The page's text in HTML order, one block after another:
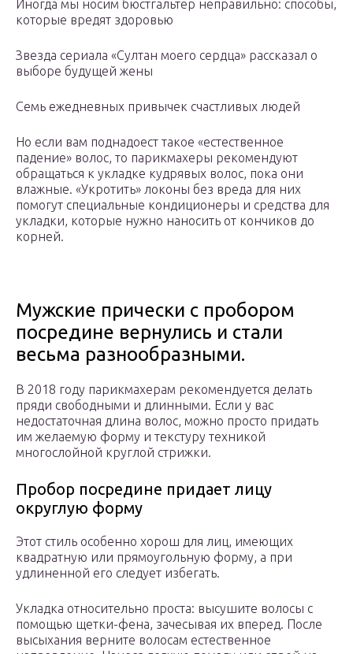
Иногда мы носим бюстгальтер неправильно: способы,
которые вредят здоровью
Звезда сериала «Султан моего сердца» рассказал о
выборе будущей жены
Семь ежедневных привычек счастливых людей
Но если вам поднадоест такое «естественное
падение» волос, то парикмахеры рекомендуют
обращаться к укладке кудрявых волос, пока они
влажные. «Укротить» локоны без вреда для них
помогут специальные кондиционеры и средства для
укладки, которые нужно наносить от кончиков до
корней.
Мужские прически с пробором
посредине вернулись и стали
весьма разнообразными.
В 2018 году парикмахерам рекомендуется делать
пряди свободными и длинными. Если у вас
недостаточная длина волос, можно просто придать
им желаемую форму и текстуру техникой
многослойной круглой стрижки.
Пробор посредине придает лицу
округлую форму
Этот стиль особенно хорош для лиц, имеющих
квадратную или прямоугольную форму, а при
удлиненной его следует избегать.
Укладка относительно проста: высушите волосы с
помощью щетки-фена, зачесывая их вперед. После
высыхания верните волосам естественное